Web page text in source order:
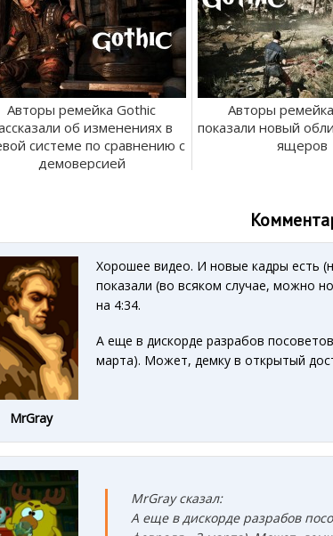
Авторы ремейка Gothic
об изменениях в
системе по сравнению с
демоверсией
Авторы
показали новый
ящеров
MrGray
Хорошее видео. И новые кадры есть
показали (во всяком случае, можно
на 4:34.
А еще в дискорде разрабов
марта). Может, демку в открытый
MrGray сказал:
А еще в дискорде разрабов